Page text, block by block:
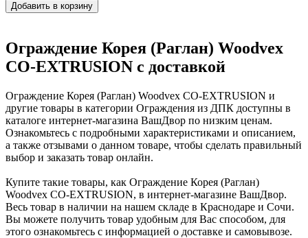
Добавить в корзину
Ограждение Корея (Раглан) Woodvex
CO-EXTRUSION с доставкой
Ограждение Корея (Раглан) Woodvex CO-EXTRUSION и
другие товары в категории Ограждения из ДПК доступны в
каталоге интернет-магазина ВашДвор по низким ценам.
Ознакомьтесь с подробными характеристиками и описанием,
а также отзывами о данном товаре, чтобы сделать правильный
выбор и заказать товар онлайн.
Купите такие товары, как Ограждение Корея (Раглан)
Woodvex CO-EXTRUSION, в интернет-магазине ВашДвор.
Весь товар в наличии на нашем складе в Краснодаре и Сочи.
Вы можете получить товар удобным для Вас способом, для
этого ознакомьтесь с информацией о доставке и самовывозе.